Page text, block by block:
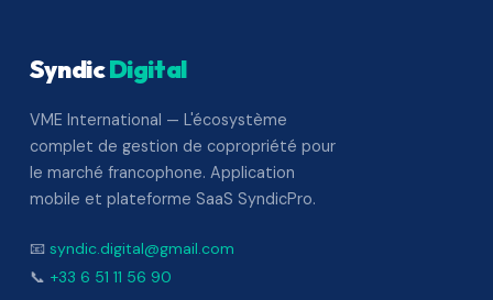
SyndicDigital
VME International — L'écosystème
complet de gestion de copropriété pour
le marché francophone. Application
mobile et plateforme SaaS SyndicPro.
📧 syndic.digital@gmail.com
📞 +33 6 51 11 56 90